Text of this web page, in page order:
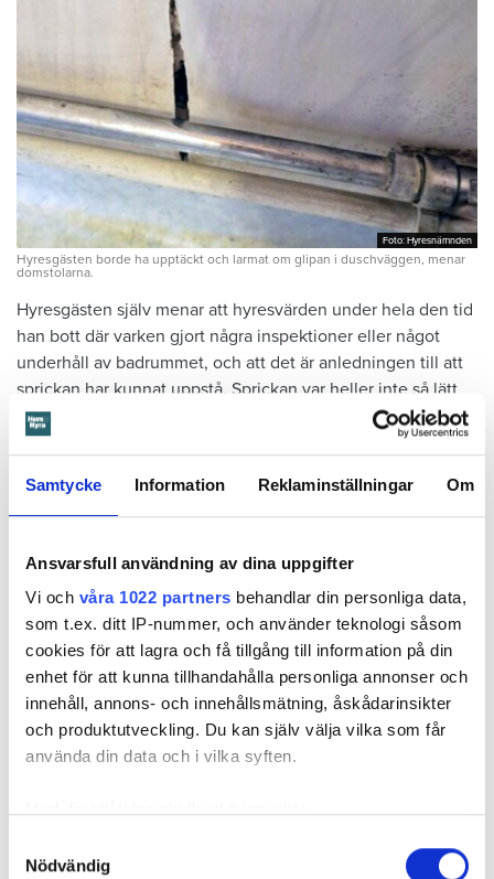
Samtycke Information Reklaminställningar Om
Ansvarsfull användning av dina uppgifter
Vi och våra 1022 partners behandlar din personliga data,
som t.ex. ditt IP-nummer, och använder teknologi såsom
cookies för att lagra och få tillgång till information på din
enhet för att kunna tillhandahålla personliga annonser och
innehåll, annons- och innehållsmätning, åskådarinsikter
och produktutveckling. Du kan själv välja vilka som får
använda din data och i vilka syften.
som kan ha en noggrannhet på upp till flera meter
Nödvändig
Foto: Hyresnämnden
Foto: Hyresnämnden
Hyresgästen borde ha upptäckt och larmat om glipan i duschväggen, menar
domstolarna.
Hyresgästen själv menar att hyresvärden under hela den tid
han bott där varken gjort några inspektioner eller något
underhåll av badrummet, och att det är anledningen till att
sprickan har kunnat uppstå. Sprickan var heller inte så lätt
att upptäcka, menar han.
Tyckte inte renovering var nödvändig
Värden har en annan uppfattning, och påpekar att företaget
om att renovera hela lägenheten. Men då svarade
hyresgästen att både kök och badrum var i funktionellt
skick, och att det inte fanns behov av någon renovering.
Hade hyresgästen redan då varnat om sprickan hade
skadorna inte blivit lika omfattande och dyra att åtgärda,
menar värden.
Hyresnämndengick på värdens linje och beslutade att
kontraktet skulle upphöra från sista januari 2026.
som den var och satt där den satt ha insett att den kunde